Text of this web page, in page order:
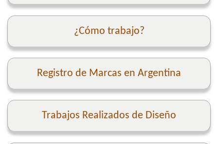
¿Cómo trabajo?
Registro de Marcas en Argentina
Trabajos Realizados de Diseño